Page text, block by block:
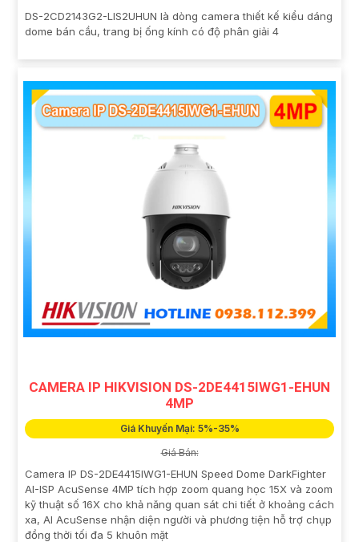
DS-2CD2143G2-LIS2UHUN là dòng camera thiết kế kiểu dáng
dome bán cầu, trang bị ống kính có độ phân giải 4
CAMERA IP HIKVISION DS-2DE4415IWG1-EHUN
4MP
Giá Khuyến Mại: 5%-35%
Giá Bán:
Camera IP DS-2DE4415IWG1-EHUN Speed Dome DarkFighter
AI-ISP AcuSense 4MP tích hợp zoom quang học 15X và zoom
kỹ thuật số 16X cho khả năng quan sát chi tiết ở khoảng cách
xa, AI AcuSense nhận diện người và phương tiện hỗ trợ chụp
đồng thời tối đa 5 khuôn mặt